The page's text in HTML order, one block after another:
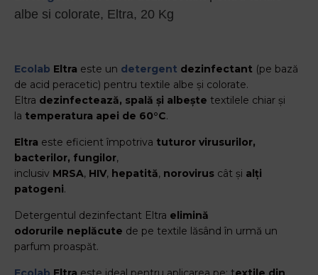
albe si colorate, Eltra, 20 Kg
Ecolab Eltra este un detergent dezinfectant (pe bază
de acid peracetic) pentru textile albe și colorate.
Eltra dezinfectează, spală și albește textilele chiar și
la temperatura apei de 60°C.
Eltra este eficient împotriva tuturor virusurilor,
bacterilor, fungilor,
inclusiv MRSA, HIV, hepatită, norovirus cât și alți
patogeni.
Detergentul dezinfectant Eltra elimină
odorurile neplăcute de pe textile lăsând în urmă un
parfum proaspăt.